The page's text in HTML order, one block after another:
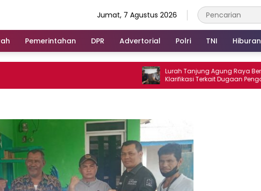
Jumat, 7 Agustus 2026
Pemerintahan DPR Advertorial Polri TNI Hiburan
Lurah Tanjung Agung Raya Berikan
Klarifikasi Terkait Dugaan Pengancaman
Antar Warga Yang Berujung Laporan ke